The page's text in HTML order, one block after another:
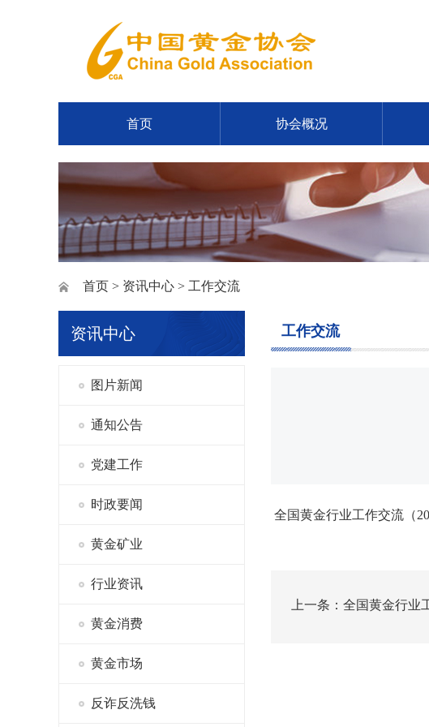
首页 协会概况
首页 > 资讯中心 > 工作交流
资讯中心
图片新闻
通知公告
党建工作
时政要闻
黄金矿业
行业资讯
黄金消费
黄金市场
反诈反洗钱
工作交流
全国黄金行业工作交流（
上一条：全国黄金行业